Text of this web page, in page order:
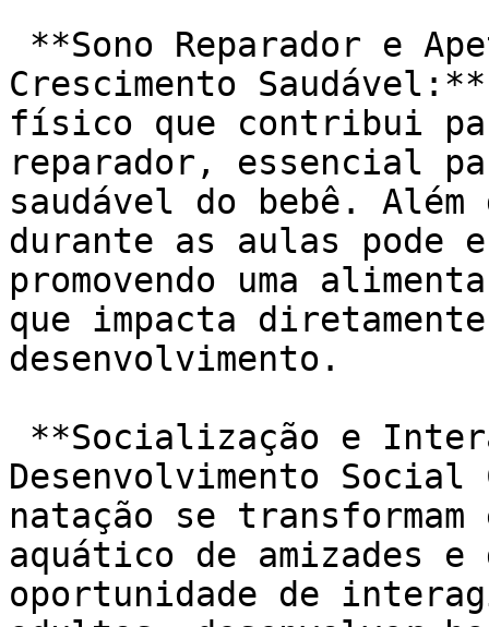
Crescimento
físico que contribui
reparador, essencial
saudável do bebê.
durante as aulas
promovendo uma
que impacta
desenvolvimento.
Desenvolvimento
natação se transformam
aquático de amizades e
oportunidade de